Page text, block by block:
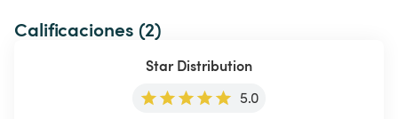
Calificaciones (2)
Star Distribution
5.0